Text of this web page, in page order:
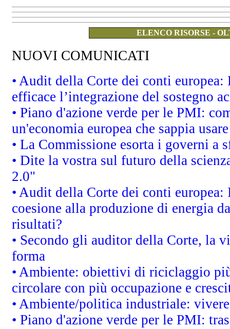
ELENCO RISORSE -
NUOVI COMUNICATI
• Audit della Corte dei conti
efficace l’integrazione del sostegno
• Piano d'azione verde per le PMI:
un'economia europea che sappia
• La Commissione esorta i governi
• Dite la vostra sul futuro della
2.0"
• Audit della Corte dei conti
coesione alla produzione di energia
risultati?
• Secondo gli auditor della Corte, la
forma
• Ambiente: obiettivi di riciclaggio
circolare con più occupazione e
• Ambiente/politica industriale:
• Piano d'azione verde per le PMI: